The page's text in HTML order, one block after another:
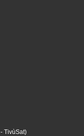
- TivùSat)